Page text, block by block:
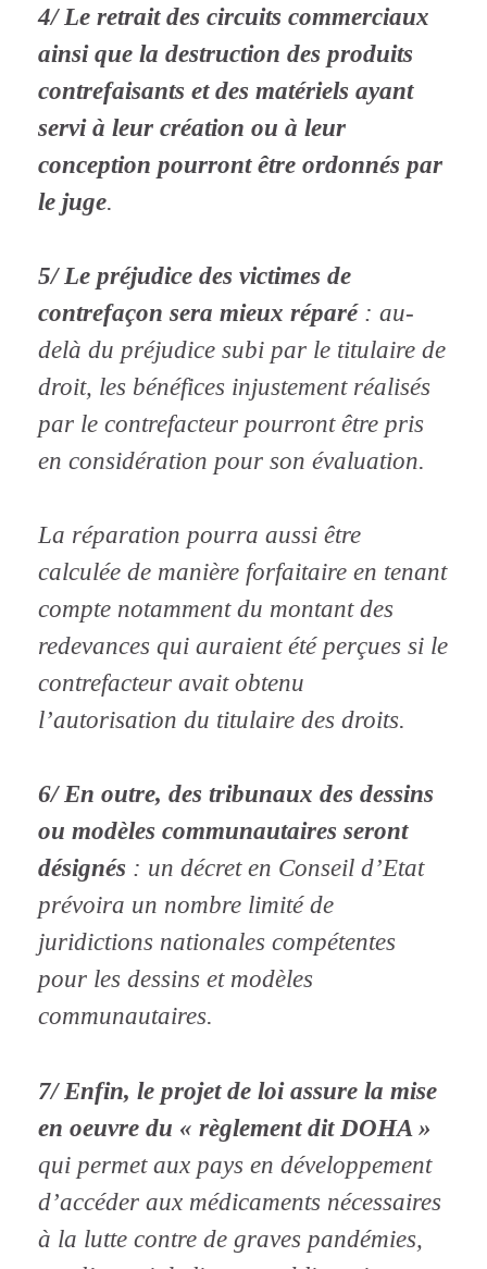
4/ Le retrait des circuits commerciaux
ainsi que la destruction des produits
contrefaisants et des matériels ayant
servi à leur création ou à leur
conception pourront être ordonnés par
le juge.
5/ Le préjudice des victimes de
contrefaçon sera mieux réparé : au-
delà du préjudice subi par le titulaire de
droit, les bénéfices injustement réalisés
par le contrefacteur pourront être pris
en considération pour son évaluation.
La réparation pourra aussi être
calculée de manière forfaitaire en tenant
compte notamment du montant des
redevances qui auraient été perçues si le
contrefacteur avait obtenu
l’autorisation du titulaire des droits.
6/ En outre, des tribunaux des dessins
ou modèles communautaires seront
désignés : un décret en Conseil d’Etat
prévoira un nombre limité de
juridictions nationales compétentes
pour les dessins et modèles
communautaires.
7/ Enfin, le projet de loi assure la mise
en oeuvre du « règlement dit DOHA »
qui permet aux pays en développement
d’accéder aux médicaments nécessaires
à la lutte contre de graves pandémies,